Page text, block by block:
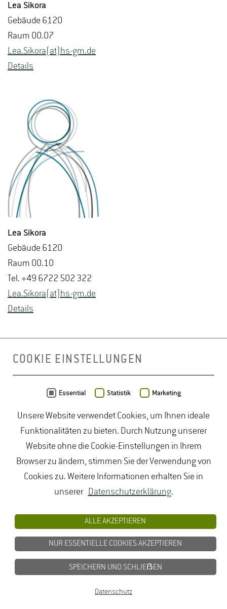
Lea Si­ko­ra
Ge­bäu­de 6120
Raum 00.07
Lea.​Sikora(at)hs-​gm.​de
De­tails
Lea Si­ko­ra
Ge­bäu­de 6120
Raum 00.10
Tel. +49 6722 502 322
Lea.​Sikora(at)hs-​gm.​de
De­tails
Ma­nu­el Straub
Ge­bäu­de 6120
Tel. +49 6722 502 323
Ma­nu­el.Straub(at)hs-​gm.​de
De­tails
COOKIE EINSTELLUNGEN
Essential Statistik Marketing
Unsere Website verwendet Cookies, um Ihnen ideale
Funktionalitäten zu bieten. Durch Nutzung unserer
Website ohne die Cookie-Einstellungen in Ihrem
Browser zu ändern, stimmen Sie der Verwendung von
Cookies zu. Weitere Informationen erhalten Sie in
unserer Datenschutzerklärung.
ALLE AKZEPTIEREN
NUR ESSENTIELLE COOKIES AKZEPTIEREN
SPEICHERN UND SCHLIEẞEN
Datenschutz